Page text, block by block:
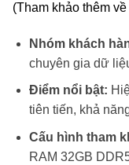
(Tham khảo thêm
Nhóm khách
chuyên gia dữ
Điểm nổi bật:
tiên tiến, khả
Cấu hình tham
RAM 32GB